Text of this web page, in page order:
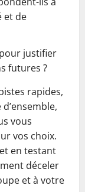
et de
justifier
futures ?
rapides,
vous
vos choix.
en testant
déceler
et à votre